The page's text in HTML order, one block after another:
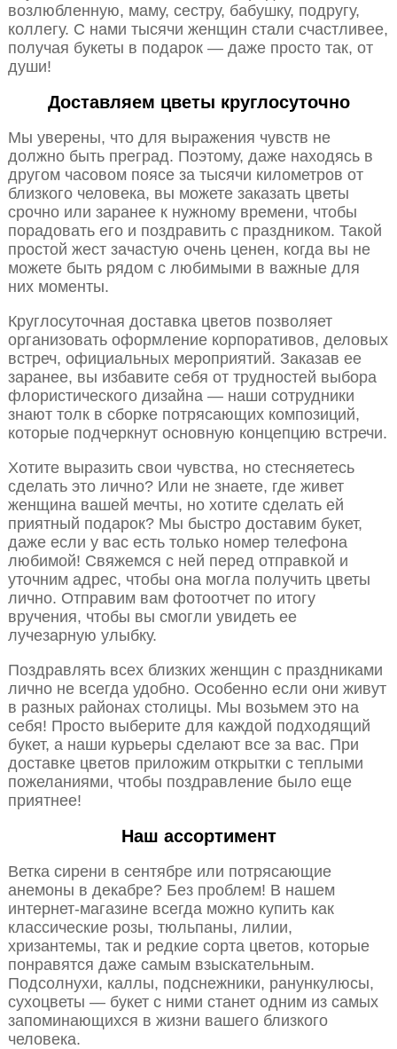
возлюбленную, маму, сестру, бабушку, подругу,
коллегу. С нами тысячи женщин стали счастливее,
получая букеты в подарок — даже просто так, от
души!
Доставляем цветы круглосуточно
Мы уверены, что для выражения чувств не
должно быть преград. Поэтому, даже находясь в
другом часовом поясе за тысячи километров от
близкого человека, вы можете заказать цветы
срочно или заранее к нужному времени, чтобы
порадовать его и поздравить с праздником. Такой
простой жест зачастую очень ценен, когда вы не
можете быть рядом с любимыми в важные для
них моменты.
Круглосуточная доставка цветов позволяет
организовать оформление корпоративов, деловых
встреч, официальных мероприятий. Заказав ее
заранее, вы избавите себя от трудностей выбора
флористического дизайна — наши сотрудники
знают толк в сборке потрясающих композиций,
которые подчеркнут основную концепцию встречи.
Хотите выразить свои чувства, но стесняетесь
сделать это лично? Или не знаете, где живет
женщина вашей мечты, но хотите сделать ей
приятный подарок? Мы быстро доставим букет,
даже если у вас есть только номер телефона
любимой! Свяжемся с ней перед отправкой и
уточним адрес, чтобы она могла получить цветы
лично. Отправим вам фотоотчет по итогу
вручения, чтобы вы смогли увидеть ее
лучезарную улыбку.
Поздравлять всех близких женщин с праздниками
лично не всегда удобно. Особенно если они живут
в разных районах столицы. Мы возьмем это на
себя! Просто выберите для каждой подходящий
букет, а наши курьеры сделают все за вас. При
доставке цветов приложим открытки с теплыми
пожеланиями, чтобы поздравление было еще
приятнее!
Наш ассортимент
Ветка сирени в сентябре или потрясающие
анемоны в декабре? Без проблем! В нашем
интернет-магазине всегда можно купить как
классические розы, тюльпаны, лилии,
хризантемы, так и редкие сорта цветов, которые
понравятся даже самым взыскательным.
Подсолнухи, каллы, подснежники, ранункулюсы,
сухоцветы — букет с ними станет одним из самых
запоминающихся в жизни вашего близкого
человека.